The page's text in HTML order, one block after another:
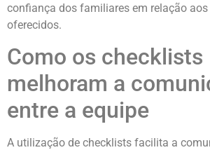
confiança dos familiares em relação
oferecidos.
Como os checklists
melhoram a
entre a equipe
A utilização de checklists facilita a